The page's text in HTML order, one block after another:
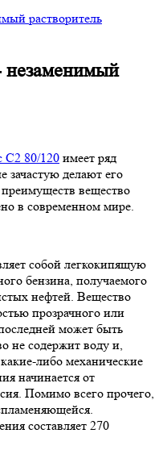
растворитель
незаменимый
С2 80/120 имеет ряд
зачастую делают его
вещество
в современном мире.
собой легкокипящую
бензина, получаемого
нефтей. Вещество
прозрачного или
может быть
не содержит воду и,
либо механические
начинается от
Помимо всего прочего,
составляет 270